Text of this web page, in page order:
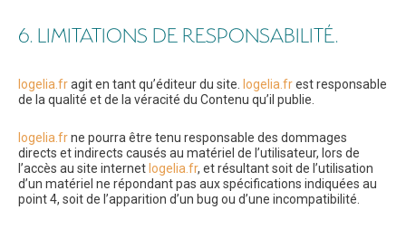
6. LIMITATIONS DE RESPONSABILITÉ.
logelia.fragit en tant qu’éditeur du site. logelia.frest responsable
de la qualité et de la véracité du Contenu qu’il publie.
logelia.frne pourra être tenu responsable des dommages
directs et indirects causés au matériel de l’utilisateur, lors de
l’accès au site internet logelia.fr, et résultant soit de l’utilisation
d’un matériel ne répondant pas aux spécifications indiquées au
point 4, soit de l’apparition d’un bug ou d’une incompatibilité.